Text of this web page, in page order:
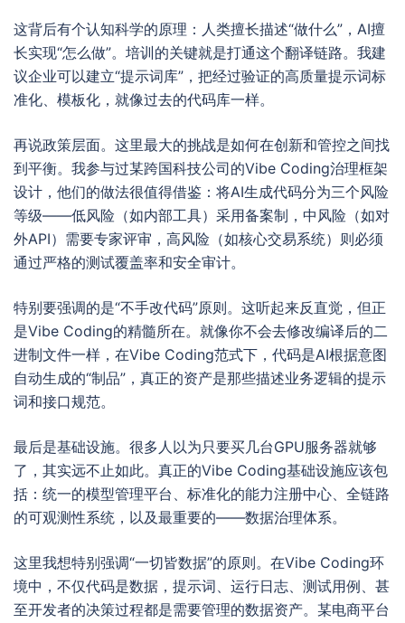
这背后有个认知科学的原理：人类擅长描述“做什么”，AI擅
长实现“怎么做”。培训的关键就是打通这个翻译链路。我建
议企业可以建立“提示词库”，把经过验证的高质量提示词标
准化、模板化，就像过去的代码库一样。
再说政策层面。这里最大的挑战是如何在创新和管控之间找
到平衡。我参与过某跨国科技公司的Vibe Coding治理框架
设计，他们的做法很值得借鉴：将AI生成代码分为三个风险
等级——低风险（如内部工具）采用备案制，中风险（如对
外API）需要专家评审，高风险（如核心交易系统）则必须
通过严格的测试覆盖率和安全审计。
特别要强调的是“不手改代码”原则。这听起来反直觉，但正
是Vibe Coding的精髓所在。就像你不会去修改编译后的二
进制文件一样，在Vibe Coding范式下，代码是AI根据意图
自动生成的“制品”，真正的资产是那些描述业务逻辑的提示
词和接口规范。
最后是基础设施。很多人以为只要买几台GPU服务器就够
了，其实远不止如此。真正的Vibe Coding基础设施应该包
括：统一的模型管理平台、标准化的能力注册中心、全链路
的可观测性系统，以及最重要的——数据治理体系。
这里我想特别强调“一切皆数据”的原则。在Vibe Coding环
境中，不仅代码是数据，提示词、运行日志、测试用例、甚
至开发者的决策过程都是需要管理的数据资产。某电商平台